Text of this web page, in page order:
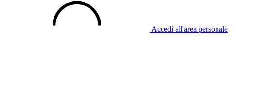
Accedi all'area personale